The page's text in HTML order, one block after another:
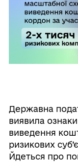
Державна
виявила
виведення
ризикових
Йдеться про